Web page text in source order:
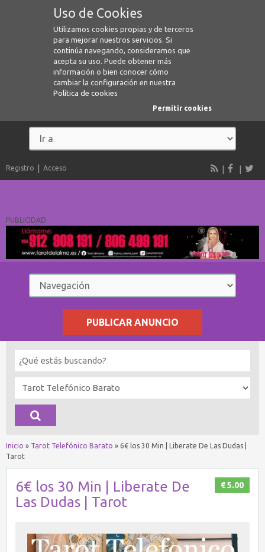
Uso de Cookies
Utilizamos cookies propias y de terceros
para mejorar nuestros servicios. Si
continúa navegando, consideramos que
acepta su uso. Puede obtener más
información o bien conocer cómo
cambiar la configuración en nuestra
Política de cookies
Permitir cookies
Registro Acceso
PUBLICIDAD
PUBLICAR ANUNCIO
Inicio » Tarot Telefónico Barato » 6€ los 30 Min | Liberate De Las Dudas |
Tarot
€ 5.00
6€ los 30 Min | Liberate De
Las Dudas | Tarot